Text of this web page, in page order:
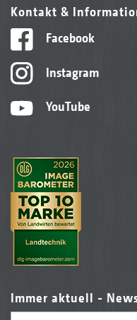
Kontakt &
Facebook
Instagram
YouTube
Immer aktuell -